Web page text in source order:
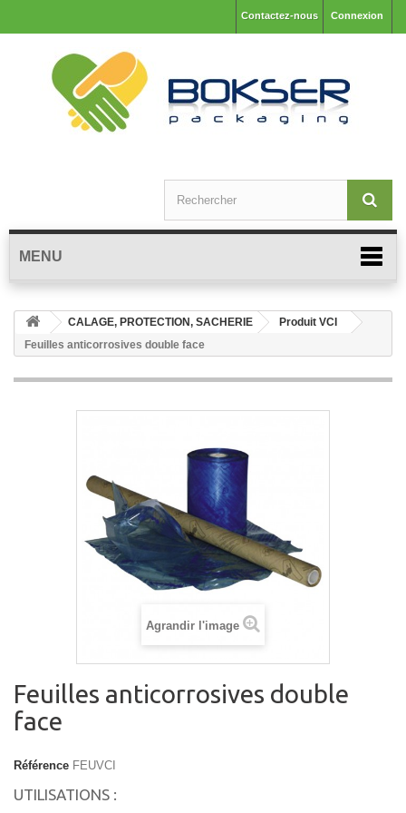
Connexion
Contactez-nous
MENU
CALAGE, PROTECTION, SACHERIE
Produit VCI
Feuilles anticorrosives double face
Agrandir l'image
Feuilles anticorrosives double
face
Référence FEUVCI
UTILISATIONS :